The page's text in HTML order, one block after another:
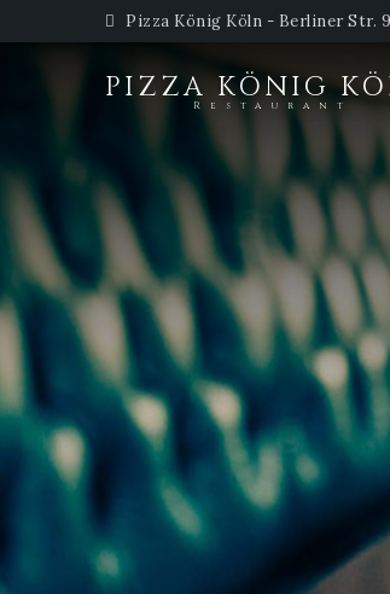
Pizza König Köln - Berliner Str.
PIZZA KÖNIG
Restaurant